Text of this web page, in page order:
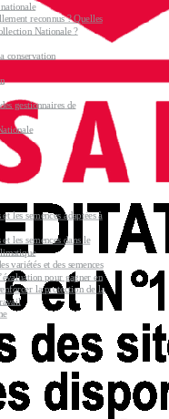
reconnus ? Quelles
Nationale ?
conservation
gestionnaires de
les semences adaptées à
les semences dans le
variétés et des semences
pour gagner en
la protection de la